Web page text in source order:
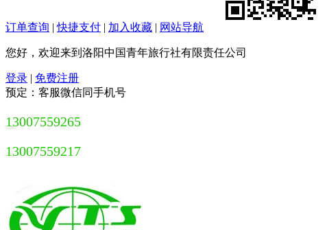
订单查询 |快捷支付 | 加入收藏 | 网站导航
您好，欢迎来到洛阳中国青年旅行社有限责任公司
登录 | 免费注册
预定：客服微信同手机号
13007559265
13007559217